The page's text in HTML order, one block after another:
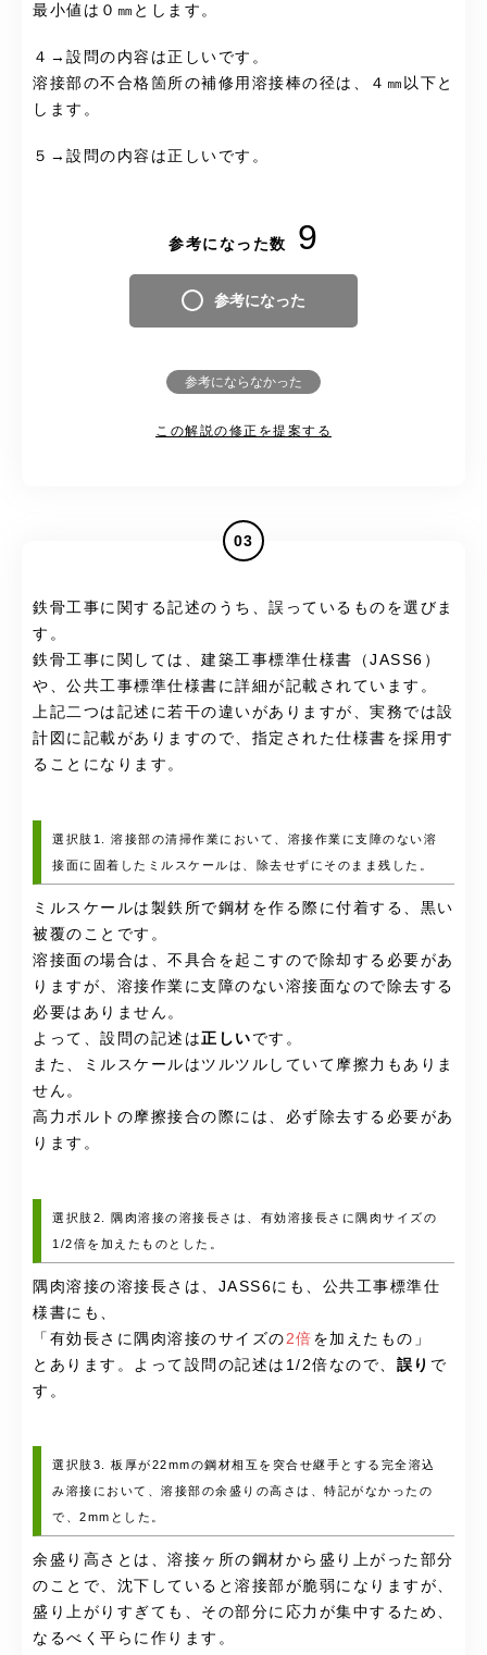
最小値は０㎜とします。
４→設問の内容は正しいです。
溶接部の不合格箇所の補修用溶接棒の径は、４㎜以下と
します。
５→設問の内容は正しいです。
参考になった数 9
参考になった
参考にならなかった
この解説の修正を提案する
03
鉄骨工事に関する記述のうち、誤っているものを選びま
す。
鉄骨工事に関しては、建築工事標準仕様書（JASS6）
や、公共工事標準仕様書に詳細が記載されています。
上記二つは記述に若干の違いがありますが、実務では設
計図に記載がありますので、指定された仕様書を採用す
ることになります。
選択肢1. 溶接部の清掃作業において、溶接作業に支障のない溶
接面に固着したミルスケールは、除去せずにそのまま残した。
ミルスケールは製鉄所で鋼材を作る際に付着する、黒い
被覆のことです。
溶接面の場合は、不具合を起こすので除却する必要があ
りますが、溶接作業に支障のない溶接面なので除去する
必要はありません。
よって、設問の記述は正しい です。
また、ミルスケールはツルツルしていて摩擦力もありま
せん。
高力ボルトの摩擦接合の際には、必ず除去する必要があ
ります。
選択肢2. 隅肉溶接の溶接長さは、有効溶接長さに隅肉サイズの
1/2倍を加えたものとした。
隅肉溶接の溶接長さは、JASS6にも、公共工事標準仕
様書にも、
「有効長さに隅肉溶接のサイズの 2倍 を加えたもの」
とあります。よって設問の記述は1/2倍なので、 誤り で
す。
選択肢3. 板厚が22mmの鋼材相互を突合せ継手とする完全溶込
み溶接において、溶接部の余盛りの高さは、特記がなかったの
で、2mmとした。
余盛り高さとは、溶接ヶ所の鋼材から盛り上がった部分
のことで、沈下していると溶接部が脆弱になりますが、
盛り上がりすぎても、その部分に応力が集中するため、
なるべく平らに作ります。